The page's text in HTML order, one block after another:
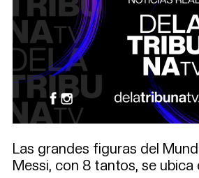
Las grandes figuras del
Messi, con 8 tantos, se